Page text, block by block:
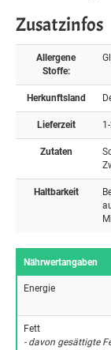
Zusatzinfos
Allergene
Stoffe:
Herkunftsland
Lieferzeit
Zutaten
Haltbarkeit
Nährwertangaben
Energie
Fett
- davon gesättigte